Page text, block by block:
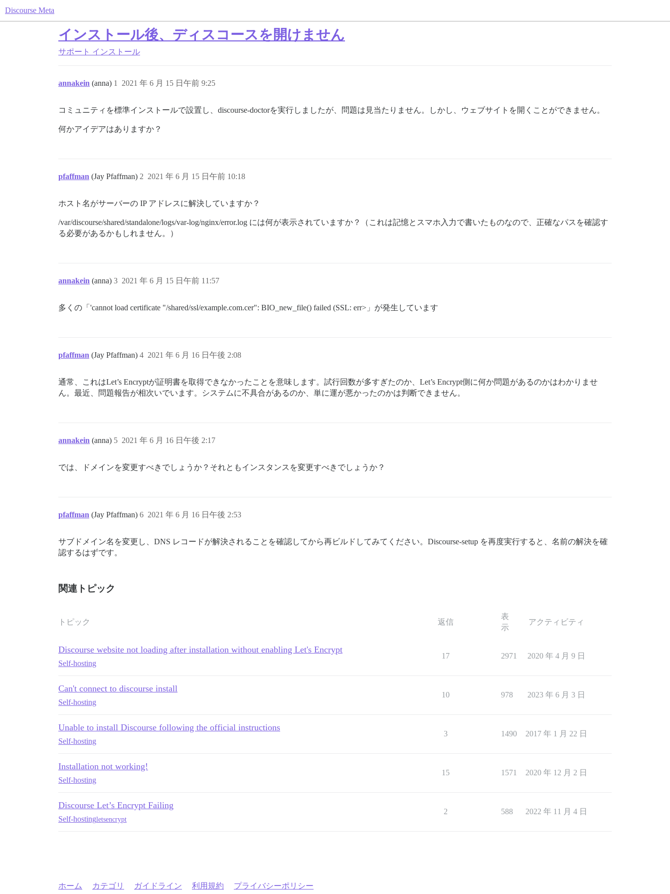
Discourse Meta
インストール後、ディスコースを開けません
サポート インストール
annakein (anna) 2021 年 6 月 15 日午前 9:25
1
コミュニティを標準インストールで設置し、discourse-doctorを実行しましたが、問題は見当たりません。しかし、ウェブサイトを開くことができません。
何かアイデアはありますか？
pfaffman (Jay Pfaffman) 2021 年 6 月 15 日午前 10:18
2
ホスト名がサーバーの IP アドレスに解決していますか？
/var/discourse/shared/standalone/logs/var-log/nginx/error.log には何が表示されていますか？（これは記憶とスマホ入力で書いたものなので、正確なパスを確認す
る必要があるかもしれません。）
annakein (anna) 2021 年 6 月 15 日午前 11:57
3
多くの「'cannot load certificate "/shared/ssl/example.com.cer": BIO_new_file() failed (SSL: err>」が発生しています
pfaffman (Jay Pfaffman) 2021 年 6 月 16 日午後 2:08
4
通常、これはLet’s Encryptが証明書を取得できなかったことを意味します。試行回数が多すぎたのか、Let’s Encrypt側に何か問題があるのかはわかりませ
ん。最近、問題報告が相次いでいます。システムに不具合があるのか、単に運が悪かったのかは判断できません。
annakein (anna) 2021 年 6 月 16 日午後 2:17
5
では、ドメインを変更すべきでしょうか？それともインスタンスを変更すべきでしょうか？
pfaffman (Jay Pfaffman) 2021 年 6 月 16 日午後 2:53
6
サブドメイン名を変更し、DNS レコードが解決されることを確認してから再ビルドしてみてください。Discourse-setup を再度実行すると、名前の解決を確
認するはずです。
関連トピック
トピック 返信
表
示
アクティビティ
Discourse website not loading after installation without enabling Let's Encrypt
Self-hosting
17 2971 2020 年 4 月 9 日
Can't connect to discourse install
Self-hosting
10 978 2023 年 6 月 3 日
Unable to install Discourse following the official instructions
Self-hosting
3 1490 2017 年 1 月 22 日
Installation not working!
Self-hosting
15 1571 2020 年 12 月 2 日
Discourse Let’s Encrypt Failing
Self-hostingletsencrypt
2 588 2022 年 11 月 4 日
ホーム カテゴリ ガイドライン 利用規約 プライバシーポリシー